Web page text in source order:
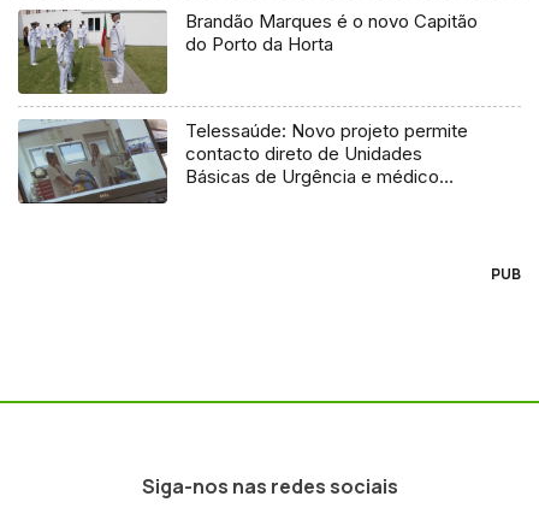
Brandão Marques é o novo Capitão
do Porto da Horta
Telessaúde: Novo projeto permite
contacto direto de Unidades
Básicas de Urgência e médico
PUB
Siga-nos nas redes sociais